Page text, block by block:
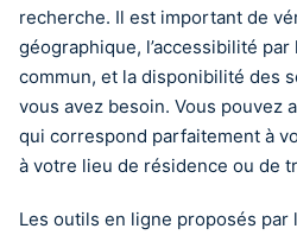
recherche. Il est important de
géographique, l’accessibilité
commun, et la disponibilité des
vous avez besoin. Vous pouvez
qui correspond parfaitement à
à votre lieu de résidence ou de
Les outils en ligne proposés par